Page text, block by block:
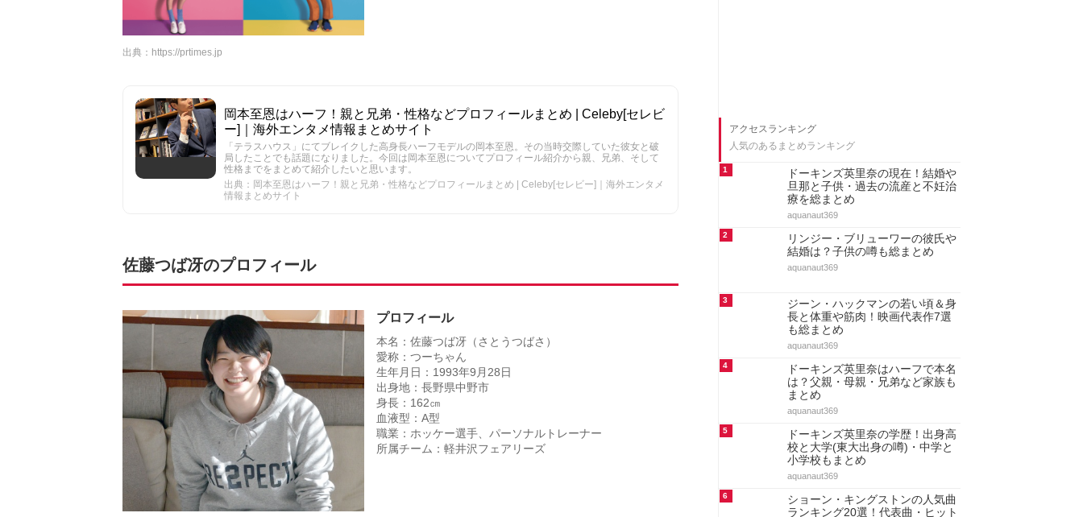
出典： https://prtimes.jp
岡本至恩はハーフ！親と兄弟・性格などプロフィールまとめ | Celeby[セレビ
ー]｜海外エンタメ情報まとめサイト
「テラスハウス」にてブレイクした高身長ハーフモデルの岡本至恩。その当時交際していた彼女と破
局したことでも話題になりました。今回は岡本至恩についてプロフィール紹介から親、兄弟、そして
性格までをまとめて紹介したいと思います。
出典：岡本至恩はハーフ！親と兄弟・性格などプロフィールまとめ | Celeby[セレビー]｜海外エンタメ
情報まとめサイト
佐藤つば冴のプロフィール
プロフィール
本名：佐藤つば冴（さとうつばさ）
愛称：つーちゃん
生年月日：1993年9月28日
出身地：長野県中野市
身長：162㎝
血液型：A型
職業：ホッケー選手、パーソナルトレーナー
所属チーム：軽井沢フェアリーズ
人気のあるまとめランキング
ドーキンズ英里奈の現在！結婚や
旦那と子供・過去の流産と不妊治
aquanaut369
リンジー・ブリューワーの彼氏や
結婚は？子供の噂も総まとめ